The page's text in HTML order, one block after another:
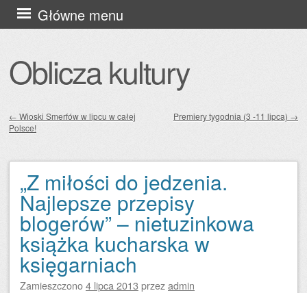
Oblicza kultury
Główne menu
Przejdź
do
Zobacz wpisy
← Wioski Smerfów w lipcu w całej
Polsce!
Premiery tygodnia (3 -11 lipca) →
„Z miłości do jedzenia.
Najlepsze przepisy
blogerów” – nietuzinkowa
książka kucharska w
księgarniach
Zamieszczono4 lipca 2013 przezadmin